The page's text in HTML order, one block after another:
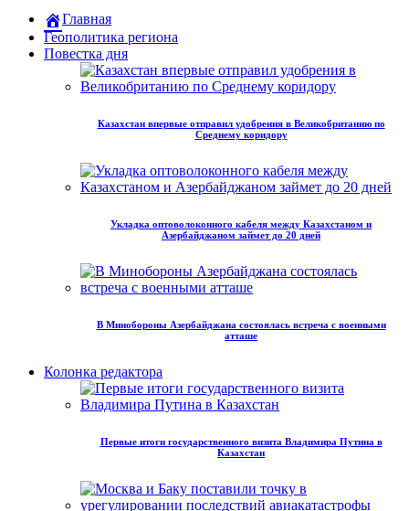
Главная
Геополитика региона
Повестка дня
Казахстан впервые отправил удобрения в Великобританию по
Среднему коридору
Укладка оптоволоконного кабеля между Казахстаном и
Азербайджаном займет до 20 дней
В Минобороны Азербайджана состоялась встреча с военными
атташе
Колонка редактора
Первые итоги государственного визита Владимира Путина в
Казахстан